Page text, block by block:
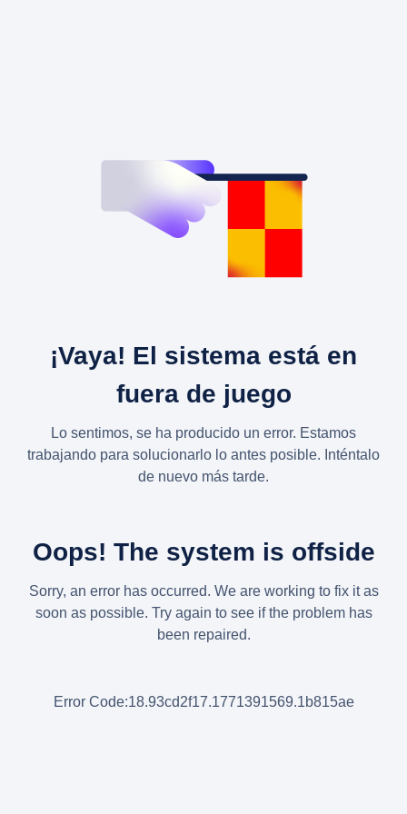
¡Vaya! El sistema está en
fuera de juego
Lo sentimos, se ha producido un error. Estamos
trabajando para solucionarlo lo antes posible. Inténtalo
de nuevo más tarde.
Oops! The system is offside
Sorry, an error has occurred. We are working to fix it as
soon as possible. Try again to see if the problem has
been repaired.
Error Code:18.93cd2f17.1771391569.1b815ae